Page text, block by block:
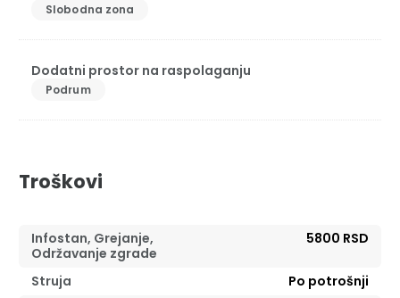
Slobodna zona
Dodatni prostor na raspolaganju
Podrum
Troškovi
Infostan, Grejanje,
Održavanje zgrade
5800 RSD
Struja
Po potrošnji